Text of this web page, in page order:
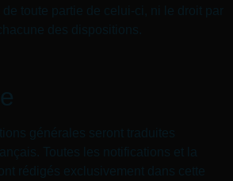
toute partie de celui-ci, ni le droit par
des dispositions.
générales seront traduites
Toutes les notifications et la
rédigés exclusivement dans cette